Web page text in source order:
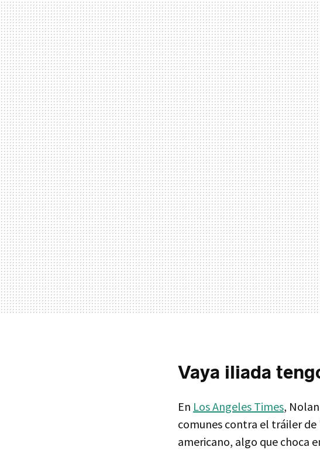
Vaya iliada
En Los Angeles Times,
comunes contra el tráiler de
americano, algo que choca